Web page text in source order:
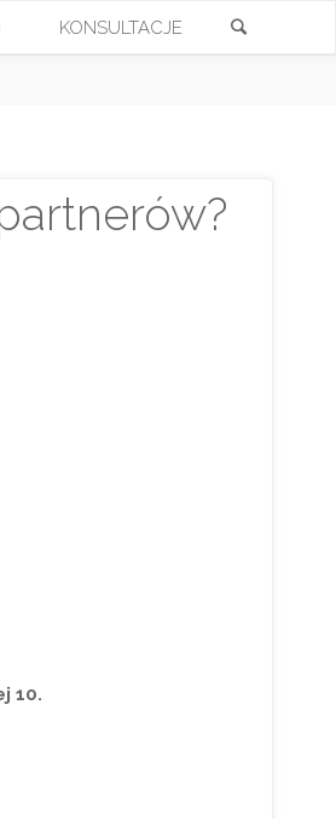
KONSULTACJE
10.